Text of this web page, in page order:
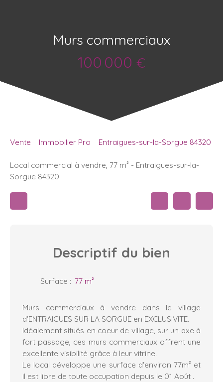
Murs commerciaux
100 000 €
Vente Immobilier Pro Entraigues-sur-la-Sorgue 84320
Local commercial à vendre, 77 m² - Entraigues-sur-la-
Sorgue 84320
Descriptif du bien
Surface : 77 m²
Murs commerciaux à vendre dans le village
d'ENTRAIGUES SUR LA SORGUE en EXCLUSIVITE.
Idéalement situés en coeur de village, sur un axe à
fort passage, ces murs commerciaux offrent une
excellente visibilité grâce à leur vitrine.
Le local développe une surface d'environ 77m² et
il est libre de toute occupation depuis le 01 Août .